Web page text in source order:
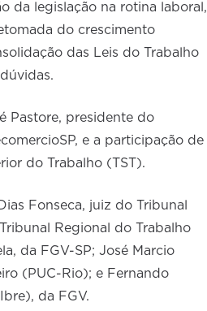
da legislação na rotina laboral,
do crescimento
das Leis do Trabalho
Pastore, presidente do
e a participação de
do Trabalho (TST).
Fonseca, juiz do Tribunal
Regional do Trabalho
da FGV-SP; José Marcio
(PUC-Rio); e Fernando
da FGV.